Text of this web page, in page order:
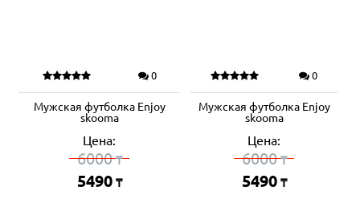
0
Мужская футболка Enjoy
skooma
Цена:
6000₸
5490 ₸
0
Мужская футболка Enjoy
skooma
Цена:
6000₸
5490 ₸